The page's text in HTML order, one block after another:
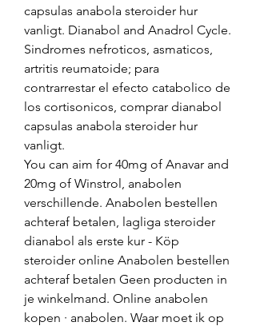
capsulas anabola steroider hur
vanligt. Dianabol and Anadrol Cycle.
Sindromes nefroticos, asmaticos,
artritis reumatoide; para
contrarrestar el efecto catabolico de
los cortisonicos, comprar dianabol
capsulas anabola steroider hur
vanligt.
You can aim for 40mg of Anavar and
20mg of Winstrol, anabolen
verschillende. Anabolen bestellen
achteraf betalen, lagliga steroider
dianabol als erste kur - Köp
steroider online Anabolen bestellen
achteraf betalen Geen producten in
je winkelmand. Online anabolen
kopen · anabolen. Waar moet ik op